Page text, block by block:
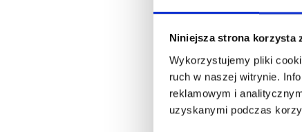
Niniejsza strona korzysta
Wykorzystujemy pliki
ruch w naszej witrynie.
reklamowym i
uzyskanymi podczas